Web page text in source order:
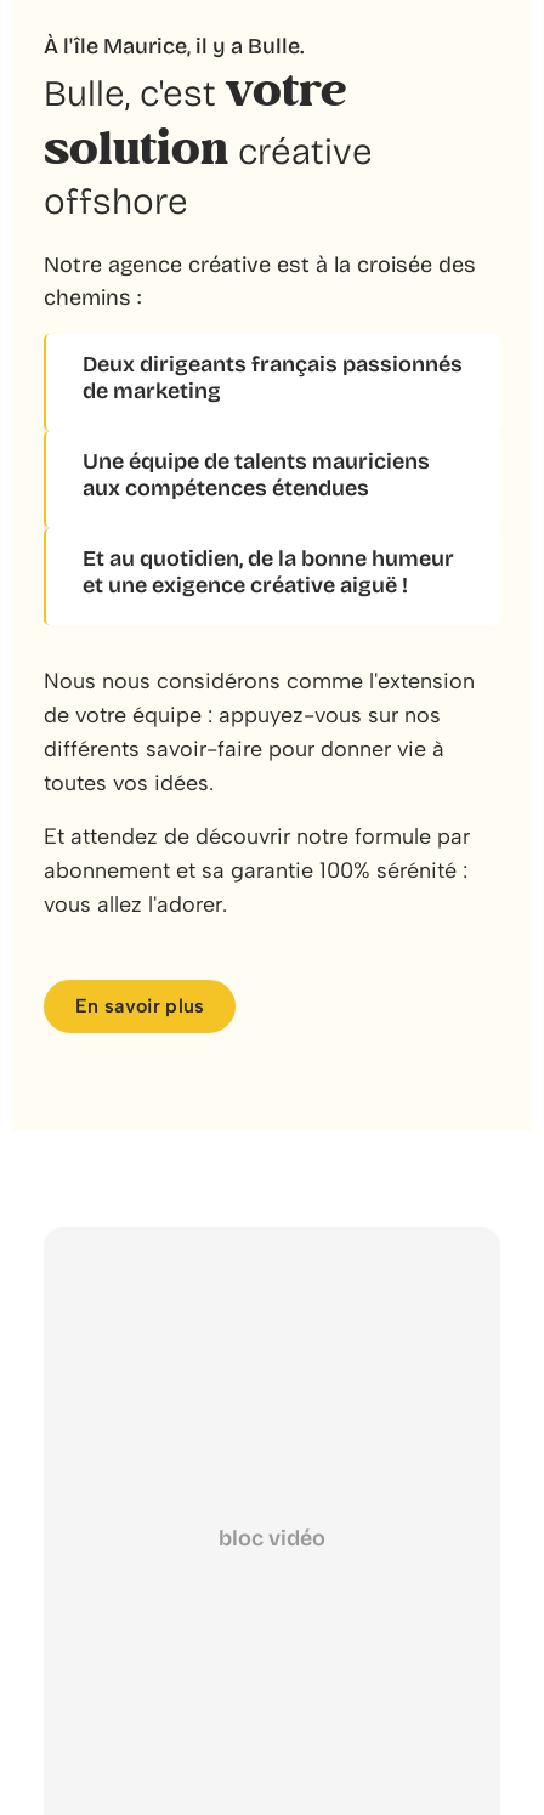
À l'île Maurice, il y a Bulle.
Bulle, c'estvotre
solution créative
offshore
Notre agence créative est à la croisée des
chemins :
Deux dirigeants français passionnés
de marketing
Une équipe de talents mauriciens
aux compétences étendues
Et au quotidien, de la bonne humeur
et une exigence créative aiguë !
Nous nous considérons comme l'extension
de votre équipe : appuyez-vous sur nos
différents savoir-faire pour donner vie à
toutes vos idées.
Et attendez de découvrir notre formule par
abonnement et sa garantie 100% sérénité :
vous allez l'adorer.
En savoir plus
bloc vidéo